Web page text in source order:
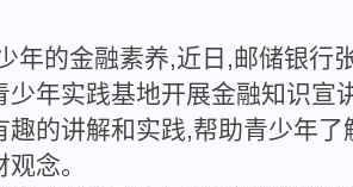
年的金融素养,近日,邮储银行
少年实践基地开展金融知识宣
趣的讲解和实践,帮助青少年
念。